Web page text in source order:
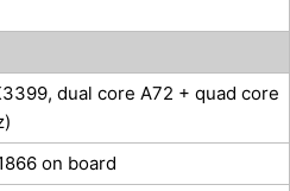
dual core A72 + quad core
on board